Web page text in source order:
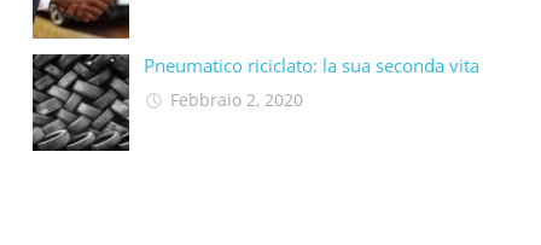
Pneumatico riciclato: la sua seconda vita​
Febbraio 2, 2020